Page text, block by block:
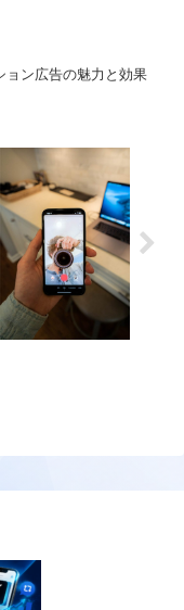
ョン広告の魅力と効果